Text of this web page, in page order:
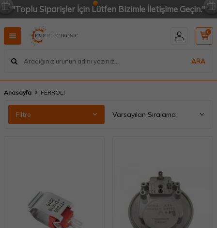
"Toplu Siparişler İçin Lütfen Bizimle İletişime Geçin."
ARA
0
Anasayfa FERROLI
Filtre